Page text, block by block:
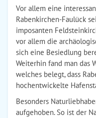
Vor allem eine
Rabenkirchen-Faulück
imposanten
vor allem die
sich eine Besiedlung
Weiterhin fand man das
welches belegt, dass
hochentwickelte
Besonders
aufgehoben. So ist der